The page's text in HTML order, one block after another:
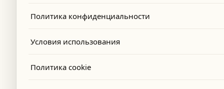
Политика конфиденциальности
Условия использования
Политика cookie